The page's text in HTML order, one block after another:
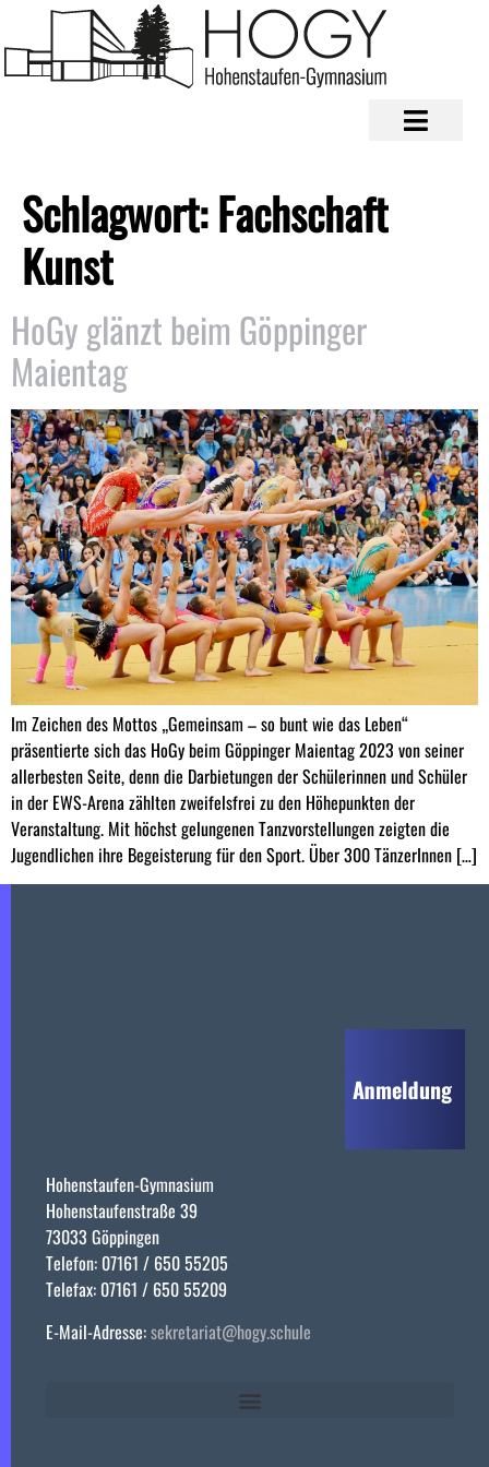
Schlagwort:Fachschaft
Kunst
HoGy glänzt beim Göppinger
Maientag
Im Zeichen des Mottos „Gemeinsam – so bunt wie das Leben“
präsentierte sich das HoGy beim Göppinger Maientag 2023 von seiner
allerbesten Seite, denn die Darbietungen der Schülerinnen und Schüler
in der EWS-Arena zählten zweifelsfrei zu den Höhepunkten der
Veranstaltung. Mit höchst gelungenen Tanzvorstellungen zeigten die
Jugendlichen ihre Begeisterung für den Sport. Über 300 TänzerInnen […]
Hohenstaufen-Gymnasium
Hohenstaufenstraße 39
73033 Göppingen
Telefon: 07161 / 650 55205
Telefax: 07161 / 650 55209
E-Mail-Adresse:sekretariat@hogy.schule